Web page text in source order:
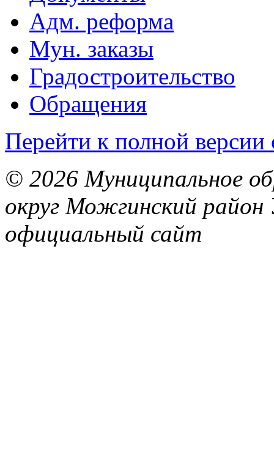
Адм. реформа
Мун. заказы
Градостроительство
Обращения
Перейти к полной версии
© 2026 Муниципальное
округ Можгинский район
официальный сайт